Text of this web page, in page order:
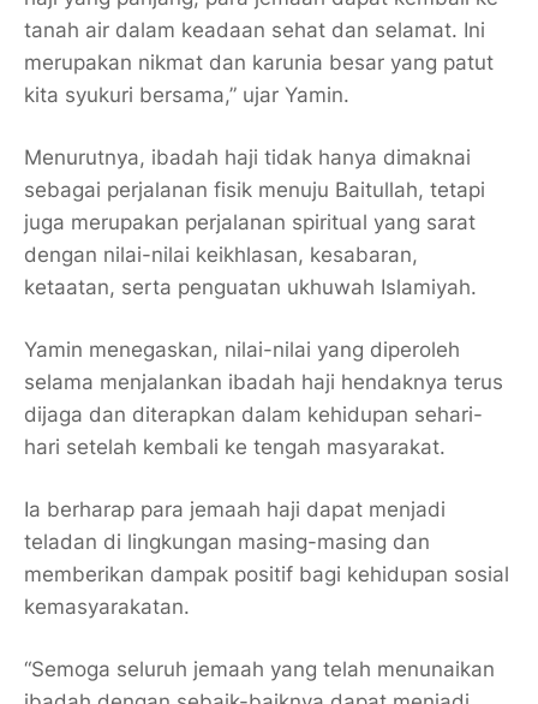
tanah air dalam keadaan sehat dan selamat. Ini
merupakan nikmat dan karunia besar yang patut
kita syukuri bersama,” ujar Yamin.
Menurutnya, ibadah haji tidak hanya dimaknai
sebagai perjalanan fisik menuju Baitullah, tetapi
juga merupakan perjalanan spiritual yang sarat
dengan nilai-nilai keikhlasan, kesabaran,
ketaatan, serta penguatan ukhuwah Islamiyah.
Yamin menegaskan, nilai-nilai yang diperoleh
selama menjalankan ibadah haji hendaknya terus
dijaga dan diterapkan dalam kehidupan sehari-
hari setelah kembali ke tengah masyarakat.
Ia berharap para jemaah haji dapat menjadi
teladan di lingkungan masing-masing dan
memberikan dampak positif bagi kehidupan sosial
kemasyarakatan.
“Semoga seluruh jemaah yang telah menunaikan